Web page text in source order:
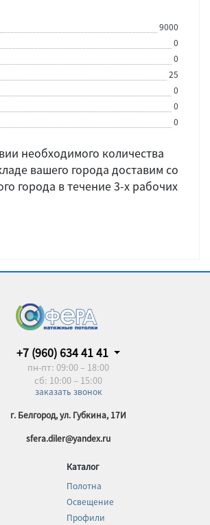
9000
0
0
25
0
0
0
необходимого количества
вашего города доставим со
города в течение 3-х рабочих
+7 (960) 634 41 41
пн-пт: 09:00 – 18:00
сб: 10:00 – 15:00
заказать звонок
г. Белгород, ул. Губкина, 17И
sfera.diler@yandex.ru
Каталог
Полотна
Освещение
Профили